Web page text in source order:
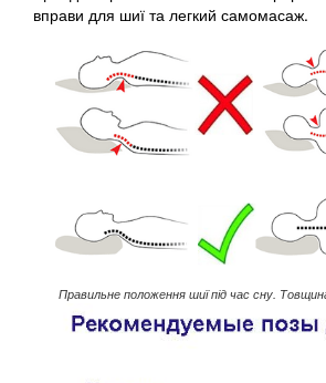
вправи для шиї та легкий самомасаж.
Правильне положення шиї під час сну.